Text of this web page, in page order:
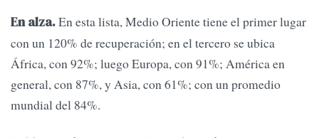
En alza.En esta lista, Medio Oriente tiene el primer lugar
con un 120% de recuperación; en el tercero se ubica
África, con 92%; luego Europa, con 91%; América en
general, con 87%, y Asia, con 61%; con un promedio
mundial del 84%.